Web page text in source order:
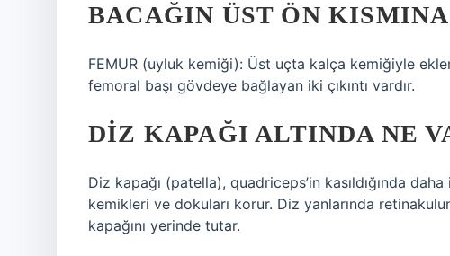
BACAĞIN ÜST ÖN
FEMUR (uyluk kemiği): Üst uçta kalça kemiğiyle
femoral başı gövdeye bağlayan iki çıkıntı vardır.
DIZ KAPAĞI ALTINDA NE
Diz kapağı (patella), quadriceps’in kasıldığında
kemikleri ve dokuları korur. Diz yanlarında
kapağını yerinde tutar.